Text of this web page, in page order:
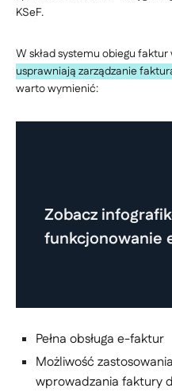
KSeF.
W skład systemu obiegu
usprawniają zarządzanie
warto wymienić:
Zobacz
funkcjonowanie
Pełna obsługa e-faktur
Możliwość
wprowadzania faktury